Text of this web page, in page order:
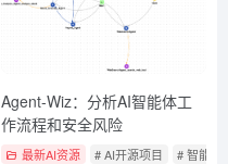
Agent-Wiz：分析AI智能体工
作流程和安全风险
最新AI资源 # AI开源项目 # 智能体